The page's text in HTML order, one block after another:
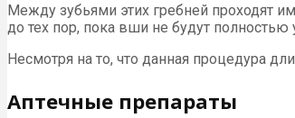
Между зубьями этих гребней проходят
до тех пор, пока вши не будут
Несмотря на то, что данная процедура
Аптечные препараты